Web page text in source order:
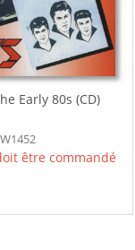
Early 80s (CD)
être commandé